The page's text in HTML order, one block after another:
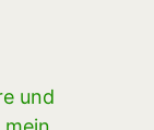
und